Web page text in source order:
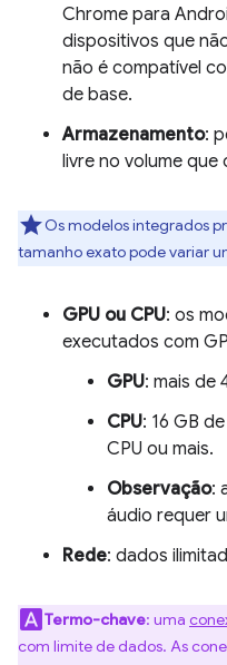
Chrome para
dispositivos que
não é compatível
de base.
Armazenamento:
livre no volume
Os modelos integrados
tamanho exato pode variar
GPU ou CPU: os
executados com
GPU: mais de
CPU: 16 GB
CPU ou mais.
Observação:
áudio requer
Rede: dados
Termo-chave: uma
com limite de dados. As